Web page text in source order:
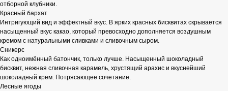
отборной клубники.
Красный бархат
Интригующий вид и эффектный вкус. В ярких красных бисквитах скрывается
насыщенный вкус какао, который превосходно дополняется воздушным
кремом с натуральными сливками и сливочным сыром.
Сникерс
Как одноимённый батончик, только лучше. Насыщенный шоколадный
бисквит, нежная сливочная карамель, хрустящий арахис и вкуснейший
шоколадный крем. Потрясающее сочетание.
Лесные ягоды